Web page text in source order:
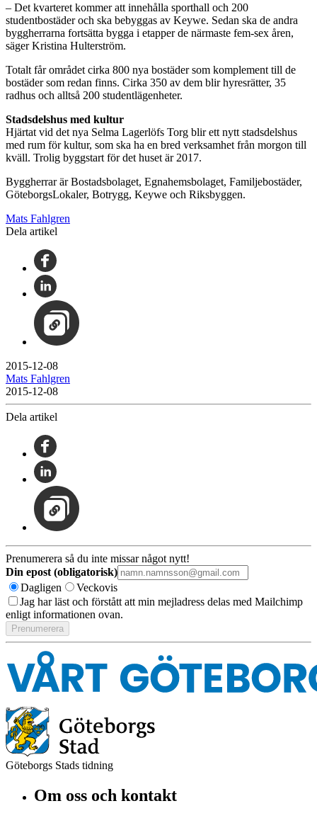
– Det kvarteret kommer att innehålla sporthall och 200
studentbostäder och ska bebyggas av Keywe. Sedan ska de andra
byggherrarna fortsätta bygga i etapper de närmaste fem-sex åren,
säger Kristina Hulterström.
Totalt får området cirka 800 nya bostäder som komplement till de
bostäder som redan finns. Cirka 350 av dem blir hyresrätter, 35
radhus och alltså 200 studentlägenheter.
Stadsdelshus med kultur
Hjärtat vid det nya Selma Lagerlöfs Torg blir ett nytt stadsdelshus
med rum för kultur, som ska ha en bred verksamhet från morgon till
kväll. Trolig byggstart för det huset är 2017.
Byggherrar är Bostadsbolaget, Egnahemsbolaget, Familjebostäder,
GöteborgsLokaler, Botrygg, Keywe och Riksbyggen.
Mats Fahlgren
Dela artikel
2015-12-08
Mats Fahlgren
2015-12-08
Dela artikel
Prenumerera så du inte missar något nytt!
Din epost (obligatorisk)
Dagligen
Veckovis
Jag har läst och förstått att min mejladress delas med Mailchimp
enligt informationen ovan.
Göteborgs Stads tidning
Om oss och kontakt